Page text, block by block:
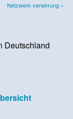
Netzwerk-verwirrung »
Deutschland